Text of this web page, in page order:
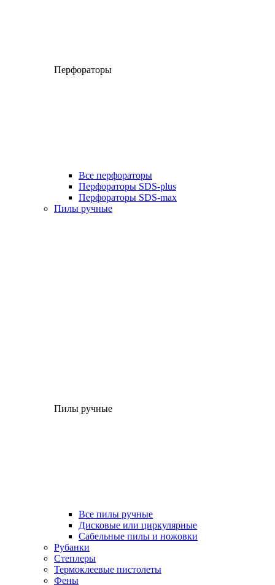
Перфораторы
Все перфораторы
Перфораторы SDS-plus
Перфораторы SDS-max
Пилы ручные
Пилы ручные
Все пилы ручные
Дисковые или циркулярные
Сабельные пилы и ножовки
Рубанки
Степлеры
Термоклеевые пистолеты
Фены